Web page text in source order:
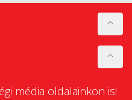
média oldalainkon is!